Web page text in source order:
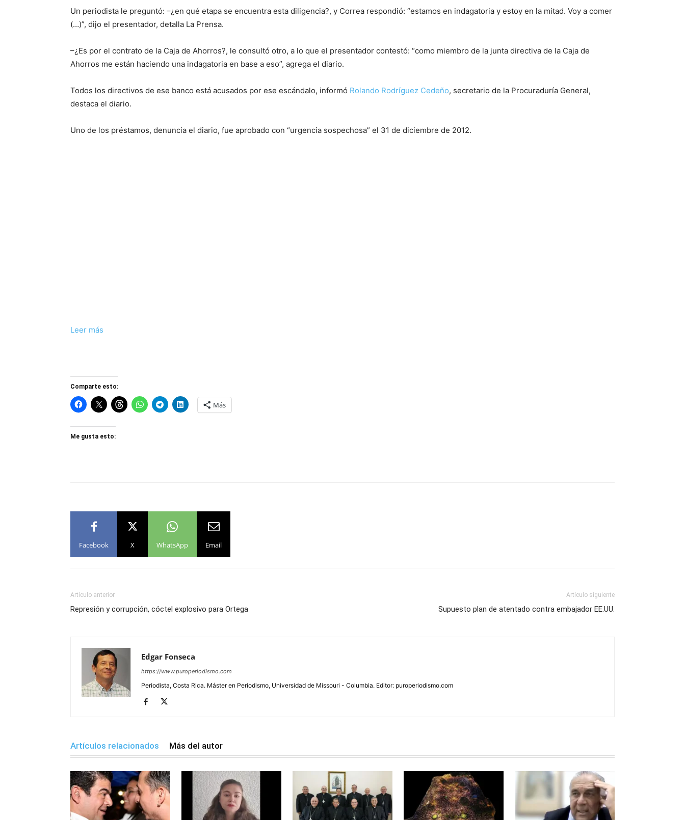
Un periodista le preguntó: –¿en qué etapa se encuentra esta diligencia?, y Correa respondió: “estamos en indagatoria y estoy en la mitad. Voy a comer
(…)”, dijo el presentador, detalla La Prensa.
–¿Es por el contrato de la Caja de Ahorros?, le consultó otro, a lo que el presentador contestó: “como miembro de la junta directiva de la Caja de
Ahorros me están haciendo una indagatoria en base a eso”, agrega el diario.
Todos los directivos de ese banco está acusados por ese escándalo, informó Rolando Rodríguez Cedeño, secretario de la Procuraduría General,
destaca el diario.
Uno de los préstamos, denuncia el diario, fue aprobado con “urgencia sospechosa” el 31 de diciembre de 2012.
Leer más
Comparte esto:
Más
Me gusta esto:
Facebook X WhatsApp Email
Artículo anterior
Represión y corrupción, cóctel explosivo para Ortega
Artículo siguiente
Supuesto plan de atentado contra embajador EE.UU.
Edgar Fonseca
https://www.puroperiodismo.com
Periodista, Costa Rica. Máster en Periodismo, Universidad de Missouri - Columbia. Editor: puroperiodismo.com
Artículos relacionados Más del autor